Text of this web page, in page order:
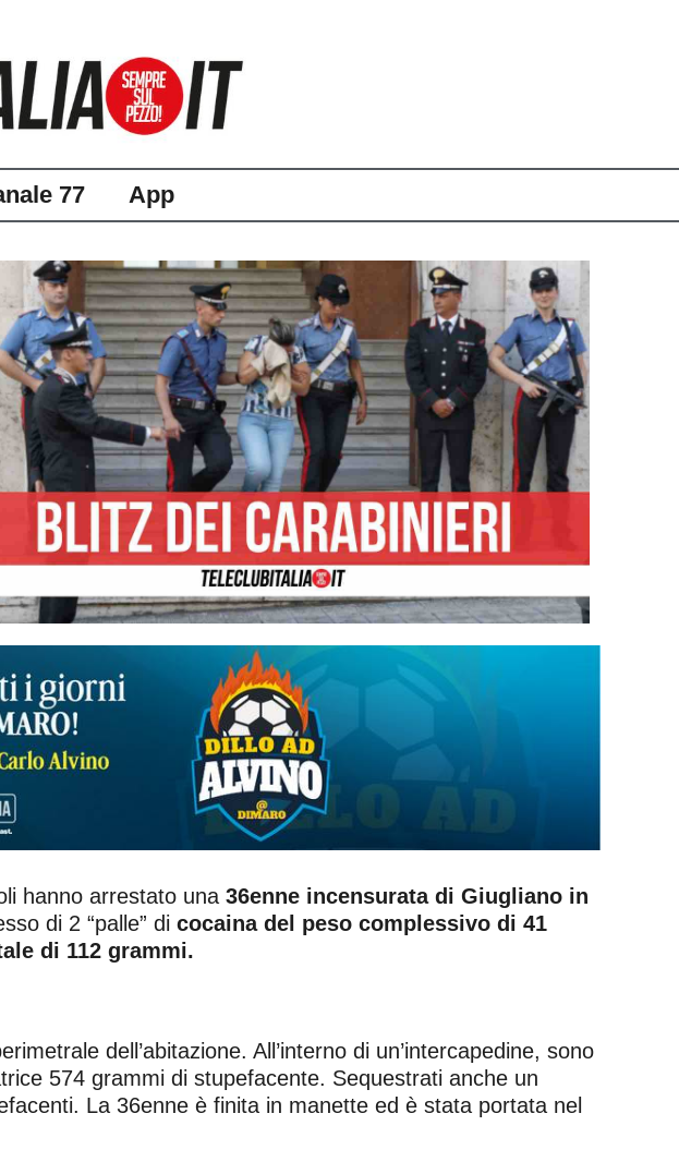
77 App
hanno arrestato una 36enne incensurata di Giugliano in
di 2 “palle” di cocaina del peso complessivo di 41
di 112 grammi.
dell’abitazione. All’interno di un’intercapedine, sono
574 grammi di stupefacente. Sequestrati anche un
La 36enne è finita in manette ed è stata portata nel